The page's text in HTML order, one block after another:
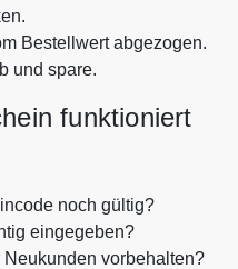
Bestellwert abgezogen.
und spare.
funktioniert
noch gültig?
eingegeben?
vorbehalten?